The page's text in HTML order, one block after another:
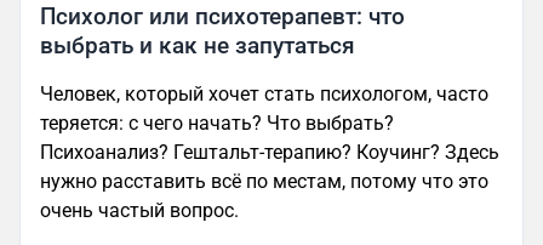
Психолог или психотерапевт: что
выбрать и как не запутаться
Человек, который хочет стать психологом, часто
теряется: с чего начать? Что выбрать?
Психоанализ? Гештальт-терапию? Коучинг? Здесь
нужно расставить всё по местам, потому что это
очень частый вопрос.